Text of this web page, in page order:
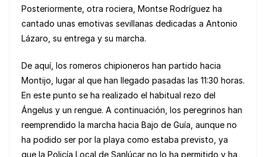
Posteriormente, otra rociera, Montse Rodríguez ha
cantado unas emotivas sevillanas dedicadas a Antonio
Lázaro, su entrega y su marcha.
De aquí, los romeros chipioneros han partido hacia
Montijo, lugar al que han llegado pasadas las 11:30 horas.
En este punto se ha realizado el habitual rezo del
Ángelus y un rengue. A continuación, los peregrinos han
reemprendido la marcha hacia Bajo de Guía, aunque no
ha podido ser por la playa como estaba previsto, ya
que la Policía Local de Sanlúcar no lo ha permitido y ha